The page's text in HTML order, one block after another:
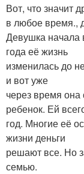
Вот, что значит
в любое время.,
Девушка начала
года её жизнь
изменилась до
и вот уже
через время
ребенок. Ей
год. Многие её
жизни деньги
решают все. Но
семью.